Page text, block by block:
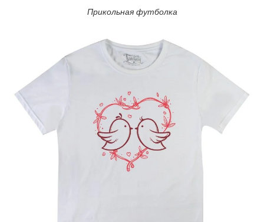
Прикольная футболка